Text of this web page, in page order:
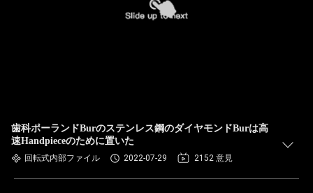
歯科ポーランドBurのステンレス鋼のダイヤモンドBurは高
速Handpieceのために置いた
回転式内部ファイル 2022-07-29 2152 意見